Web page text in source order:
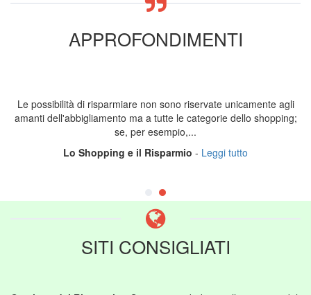
APPROFONDIMENTI
Le possibilità di risparmiare non sono riservate unicamente agli
amanti dell'abbigliamento ma a tutte le categorie dello shopping;
se, per esempio,...
Lo Shopping e il Risparmio - Leggi tutto
SITI CONSIGLIATI